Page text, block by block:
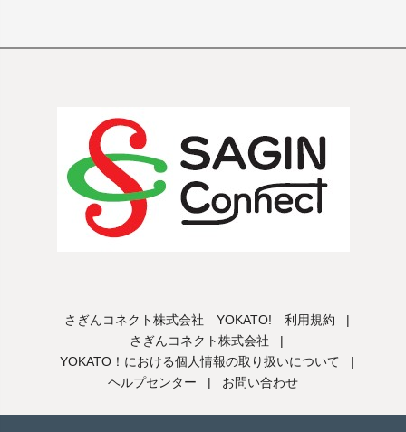
さぎんコネクト株式会社 YOKATO! 利用規約
|
さぎんコネクト株式会社
|
YOKATO！における個人情報の取り扱いについて
|
ヘルプセンター
| お問い合わせ